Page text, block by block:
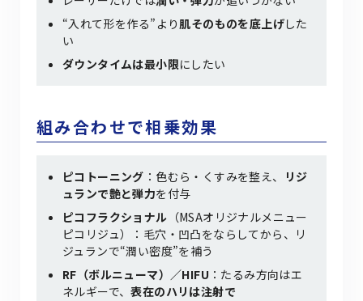
“入れて形を作る”より肌そのものを底上げした
い
ダウンタイムは最小限にしたい
組み合わせで相乗効果
ピコトーニング ：色むら・くすみを整え、
リジ
ュランで艶と弾力を付与
ピコフラクショナル （MSAオリジナルメニュー
ピコリジュ）：毛穴・凹凸をならしてから、リ
ジュランで“潤い密度”を補う
RF（ボルニューマ）／HIFU ：たるみ方向はエ
ネルギーで、表在のハリは注射で